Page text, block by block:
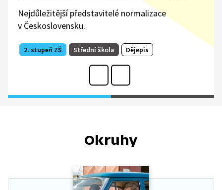
Nejdůležitější představitelé normalizace
v Československu.
2. stupeň ZŠ Střední škola Dějepis
Okruhy